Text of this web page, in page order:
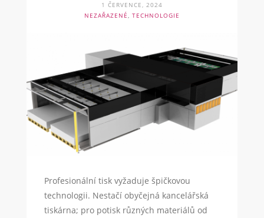
1 ČERVENCE, 2024
NEZAŘAZENÉ, TECHNOLOGIE
Profesionální tisk vyžaduje špičkovou
technologii. Nestačí obyčejná kancelářská
tiskárna; pro potisk různých materiálů od